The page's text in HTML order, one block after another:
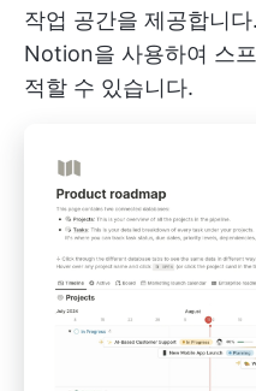
작업 공간을 제공합니
Notion을 사용하여 스
적할 수 있습니다.